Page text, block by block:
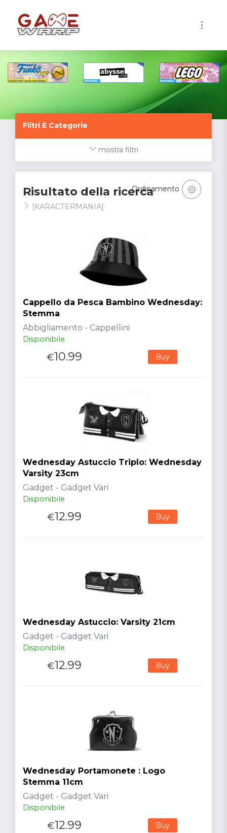
Filtri E Categorie
mostra filtri
Risultato della ricerca
[KARACTERMANIA]
Ordinamento
Cappello da Pesca Bambino Wednesday:
Stemma
Abbigliamento - Cappellini
Disponibile
€10.99 Buy
Wednesday Astuccio Triplo: Wednesday
Varsity 23cm
Gadget - Gadget Vari
Disponibile
€12.99 Buy
Wednesday Astuccio: Varsity 21cm
Gadget - Gadget Vari
Disponibile
€12.99 Buy
Wednesday Portamonete : Logo
Stemma 11cm
Gadget - Gadget Vari
Disponibile
€12.99 Buy